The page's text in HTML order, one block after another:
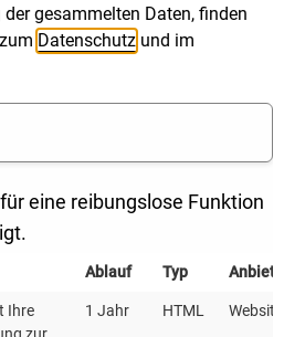
KEA-BW GIBT ES
BW / AMX STUDIO
und
Fördermöglichkeiten
gesammelten Daten, finden
Datenschutz und im
eine reibungslose Funktion
Ablauf Typ
Ihre
1 Jahr HTML Website